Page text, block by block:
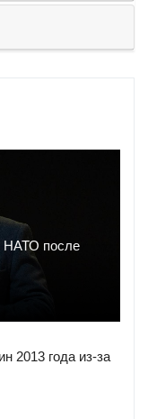
НАТО после
2013 года из-за